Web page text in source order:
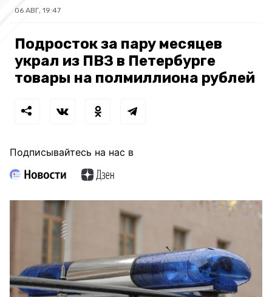
06 АВГ, 19:47
Подросток за пару месяцев
украл из ПВЗ в Петербурге
товары на полмиллиона рублей
Подписывайтесь на нас в